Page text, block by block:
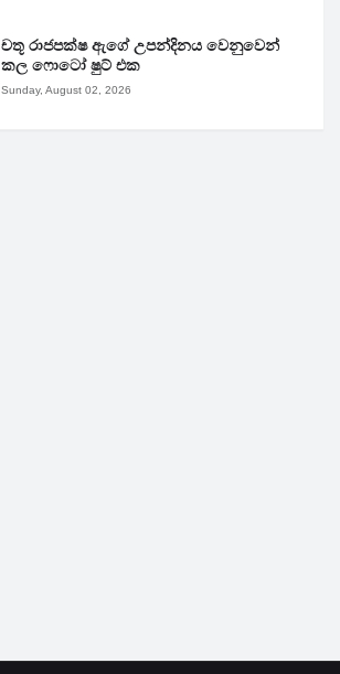
චතූ රාජපක්ෂ ඇගේ උපන්දිනය වෙනුවෙන්
කල ෆොටෝ ෂුට් එක
Sunday, August 02, 2026